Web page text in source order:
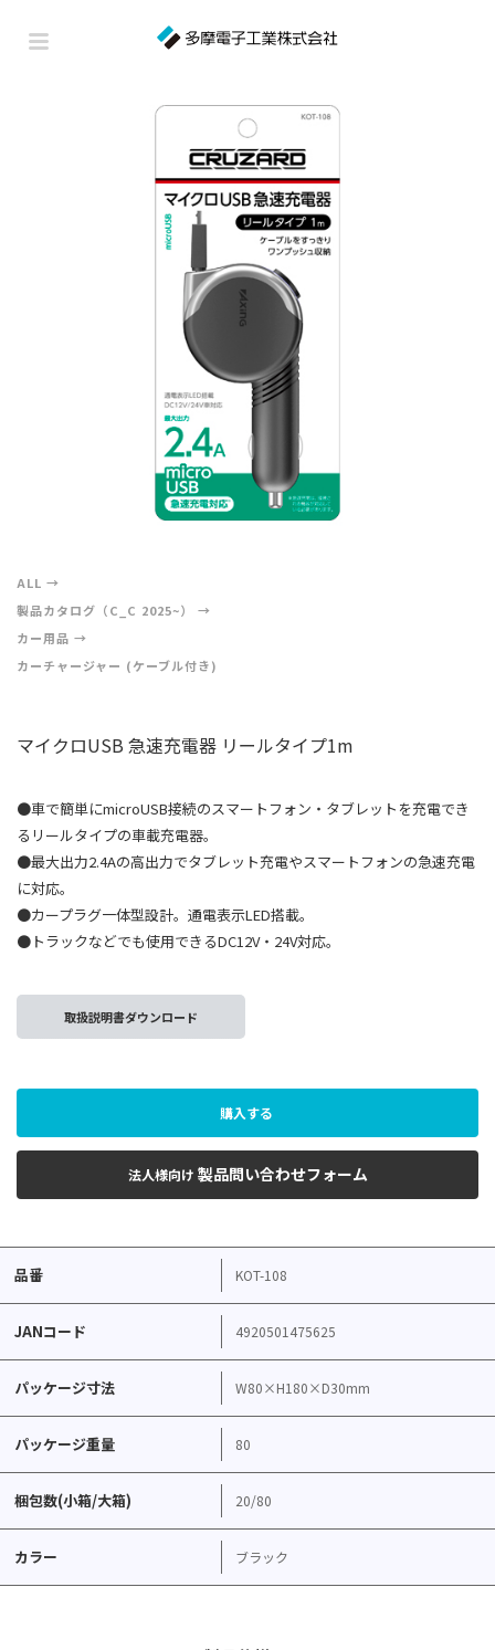
ALL
製品カタログ（C_C 2025~）
カー用品
カーチャージャー (ケーブル付き)
マイクロUSB 急速充電器 リールタイプ1m
●車で簡単にmicroUSB接続のスマートフォン・タブレットを充電でき
るリールタイプの車載充電器。
●最大出力2.4Aの高出力でタブレット充電やスマートフォンの急速充電
に対応。
●カープラグ一体型設計。通電表示LED搭載。
●トラックなどでも使用できるDC12V・24V対応。
取扱説明書ダウンロード
購入する
法人様向け 製品問い合わせフォーム
品番 KOT-108
JANコード 4920501475625
パッケージ寸法 W80×H180×D30mm
パッケージ重量 80
梱包数(小箱/大箱) 20/80
カラー ブラック